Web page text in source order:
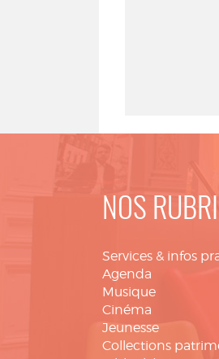
NOS
Services & infos
Agenda
Musique
Cinéma
Jeunesse
Collections